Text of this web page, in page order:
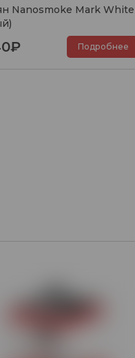
Nanosmoke Mark White
Подробнее